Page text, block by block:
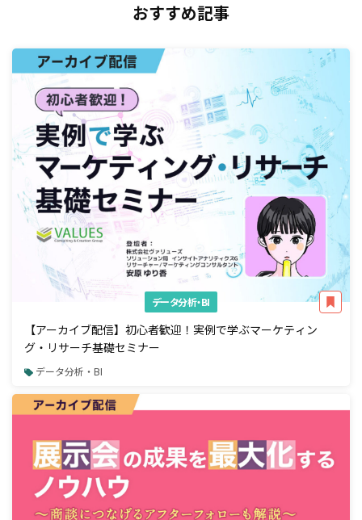
おすすめ記事
データ分析・BI
【アーカイブ配信】初心者歓迎！実例で学ぶマーケティン
グ・リサーチ基礎セミナー
データ分析・BI